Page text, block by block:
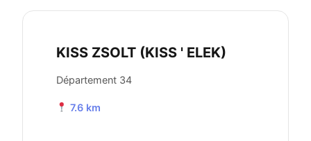
KISS ZSOLT (KISS ' ELEK)
Département 34
7.6 km